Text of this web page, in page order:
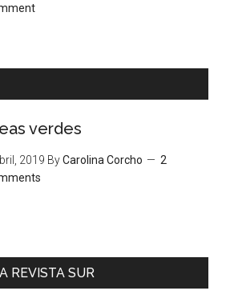
verdes
2019 ByCarolina Corcho
2
REVISTA SUR